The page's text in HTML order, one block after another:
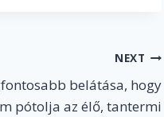
NEXT
belátása, hogy
pótolja az élő, tantermi